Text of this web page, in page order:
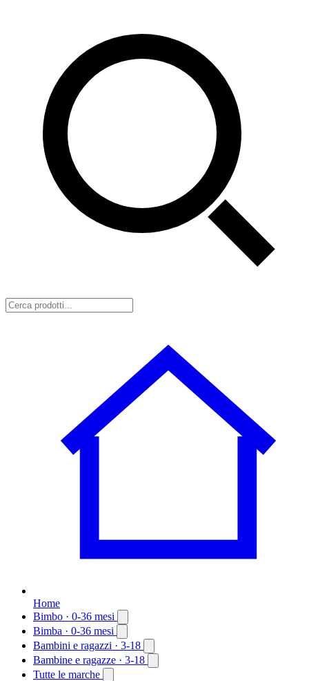
Home
Bimbo · 0-36 mesi
Bimba · 0-36 mesi
Bambini e ragazzi · 3-18
Bambine e ragazze · 3-18
Tutte le marche